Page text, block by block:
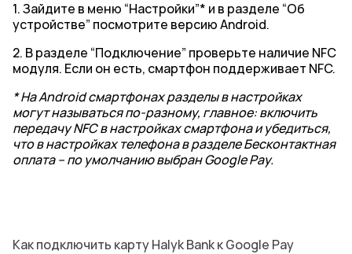
1. Зайдите в меню “Настройки”* и в разделе “Об
устройстве” посмотрите версию Android.
2. В разделе “Подключение” проверьте наличие NFC
модуля. Если он есть, смартфон поддерживает NFC.
* На Android смартфонах разделы в настройках
могут называться по-разному, главное: включить
передачу NFC в настройках смартфона и убедиться,
что в настройках телефона в разделе Бесконтактная
оплата – по умолчанию выбран Google Pay.
Как подключить карту Halyk Bank к Google Pay